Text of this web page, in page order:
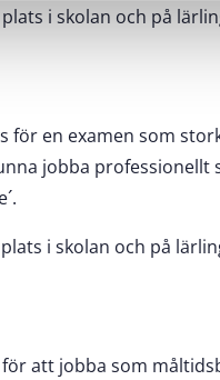
i skolan och på
en examen som
jobba professionellt
i skolan och på
att jobba som